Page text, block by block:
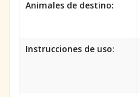
Animales de destino:
Instrucciones de uso: